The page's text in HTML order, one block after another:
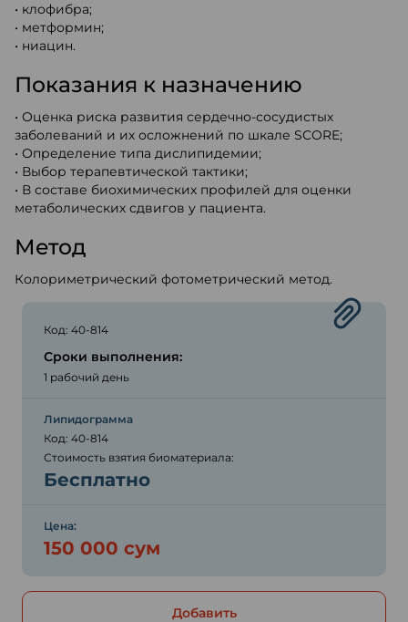
• клофибра;
• метформин;
• ниацин.
Показания к назначению
• Оценка риска развития сердечно-сосудистых
заболеваний и их осложнений по шкале SCORE;
• Определение типа дислипидемии;
• Выбор терапевтической тактики;
• В составе биохимических профилей для оценки
метаболических сдвигов у пациента.
Метод
Колориметрический фотометрический метод.
Код: 40-814
Сроки выполнения:
1 рабочий день
Липидограмма
Код: 40-814
Стоимость взятия биоматериала:
Бесплатно
Цена:
150 000 сум
Добавить